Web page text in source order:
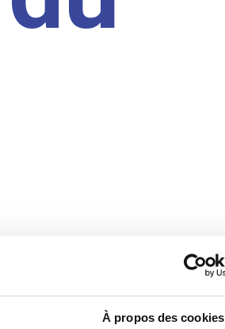
À propos des cookies